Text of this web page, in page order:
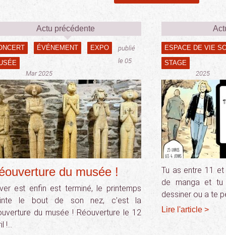
Actu précédente
ÉVÉNEMENT
EXPO
publié
le 05
Mar 2025
du musée !
est enfin est terminé, le printemps
le bout de son nez, c’est la
du musée ! Réouverture le 12
!…
ESPACE DE VIE
STAGE
2025
Tu as entre 11
de manga et tu
dessiner ou a te
Lire l'article >